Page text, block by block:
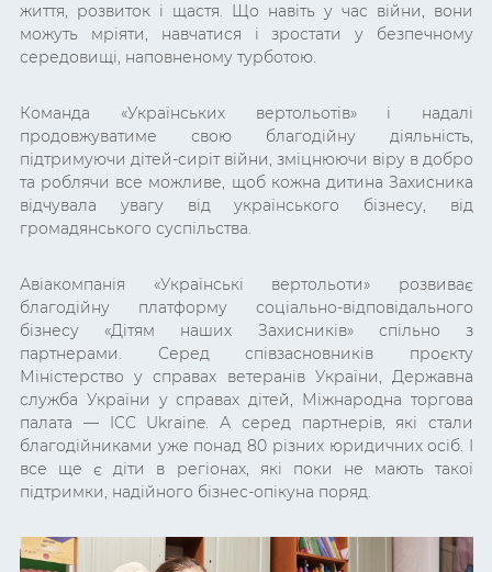
життя, розвиток і щастя. Що навіть у час війни, вони
можуть мріяти, навчатися і зростати у безпечному
середовищі, наповненому турботою.
Команда «Українських вертольотів» і надалі
продовжуватиме свою благодійну діяльність,
підтримуючи дітей-сиріт війни, зміцнюючи віру в добро
та роблячи все можливе, щоб кожна дитина Захисника
відчувала увагу від українського бізнесу, від
громадянського суспільства.
Авіакомпанія «Українські вертольоти» розвиває
благодійну платформу соціально-відповідального
бізнесу «Дітям наших Захисників» спільно з
партнерами. Серед співзасновників проєкту
Міністерство у справах ветеранів України, Державна
служба України у справах дітей, Міжнародна торгова
палата — ICC Ukraine. А серед партнерів, які стали
благодійниками уже понад 80 різних юридичних осіб. І
все ще є діти в регіонах, які поки не мають такої
підтримки, надійного бізнес-опікуна поряд.